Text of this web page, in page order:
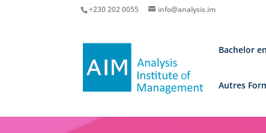
+230 202 0055 info@analysis.im
Bachelor
Autres